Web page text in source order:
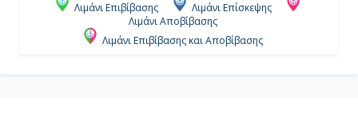
Λιμάνι Επιβίβασης
Λιμάνι Επίσκεψης
Λιμάνι Αποβίβασης
Λιμάνι Επιβίβασης και Αποβίβασης